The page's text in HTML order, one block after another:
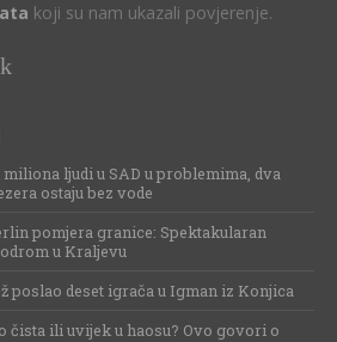
koji su nam ukazali povjerenje.
ljudi u SAD u problemima, dva
ostaju bez vode
pomjera granice: Spektakularan
u Kraljevu
poslao deset igrača u Igman iz Konjica
čista ili uvijek u haosu? Ovo govori o